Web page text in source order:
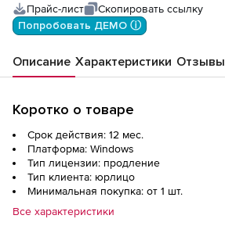
Прайс-лист
Скопировать ссылку
Попробовать ДЕМО ⓘ
Описание Характеристики Отзывы
Коротко о товаре
Срок действия: 12 мес.
Платформа: Windows
Тип лицензии: продление
Тип клиента: юрлицо
Минимальная покупка: от 1 шт.
Все характеристики